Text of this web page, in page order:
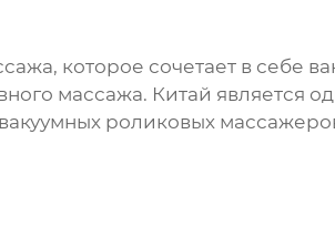
которое сочетает в себе
массажа. Китай является
роликовых